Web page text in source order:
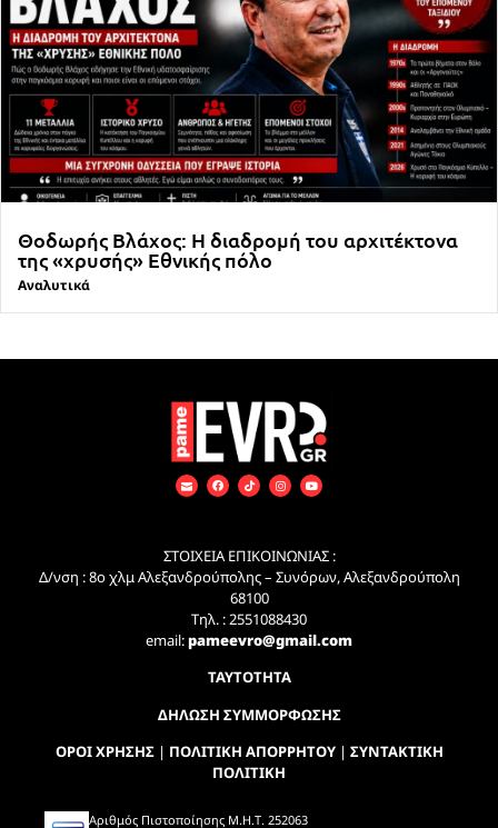
Θοδωρής Βλάχος: Η διαδρομή του αρχιτέκτονα
της «χρυσής» Εθνικής πόλο
Αναλυτικά
ΣΤΟΙΧΕΙΑ ΕΠΙΚΟΙΝΩΝΙΑΣ :
Δ/νση : 8ο χλμ Αλεξανδρούπολης – Συνόρων, Αλεξανδρούπολη
68100
Τηλ. : 2551088430
email:pameevro@gmail.com
ΤΑΥΤΟΤΗΤΑ
ΔΗΛΩΣΗ ΣΥΜΜΟΡΦΩΣΗΣ
ΟΡΟΙ ΧΡΗΣΗΣ| ΠΟΛΙΤΙΚΗ ΑΠΟΡΡΗΤΟΥ| ΣΥΝΤΑΚΤΙΚΗ
ΠΟΛΙΤΙΚΗ
Αριθμός Πιστοποίησης Μ.Η.Τ. 252063